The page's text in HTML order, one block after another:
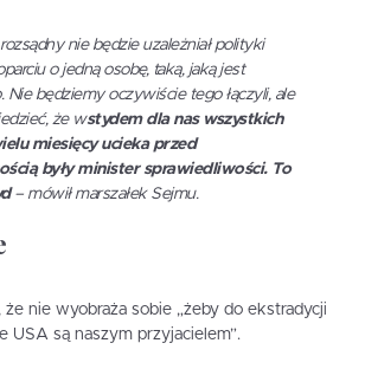
nie będzie uzależniał polityki
o jedną osobę, taką, jaką jest
Nie będziemy oczywiście tego łączyli, ale
że wstydem dla nas wszystkich
miesięcy ucieka przed
były minister sprawiedliwości. To
– mówił marszałek Sejmu.
że nie wyobraża sobie „żeby do ekstradycji
USA są naszym przyjacielem”.